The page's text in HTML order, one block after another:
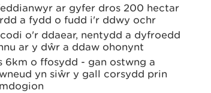
ar gyfer dros 200 hectar
a fydd o fudd i'r ddwy ochr
o'r ddaear, nentydd a dyfroedd
ar y dŵr a ddaw ohonynt
6km o ffosydd - gan ostwng a
yn siŵr y gall corsydd prin